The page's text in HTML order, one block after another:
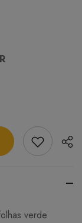
Add
verde